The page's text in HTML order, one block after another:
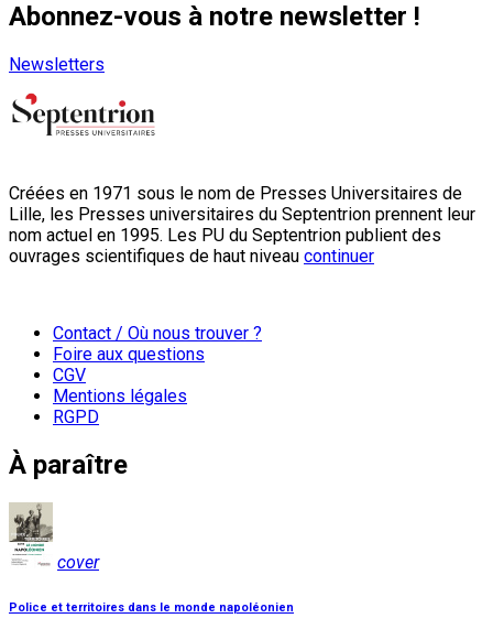
Abonnez-vous à notre newsletter !
Newsletters
Créées en 1971 sous le nom de Presses Universitaires de
Lille, les Presses universitaires du Septentrion prennent leur
nom actuel en 1995. Les PU du Septentrion publient des
ouvrages scientifiques de haut niveau continuer
Contact / Où nous trouver ?
Foire aux questions
CGV
Mentions légales
RGPD
À paraître
cover
Police et territoires dans le monde napoléonien